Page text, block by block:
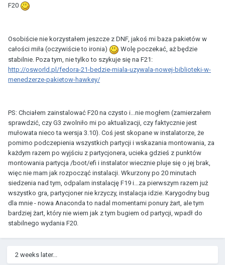
F20
Osobiście nie korzystałem jeszcze z DNF, jakoś mi baza pakietów w
całości miła (oczywiście to ironia)
Wolę poczekać, aż będzie
stabilnie. Poza tym, nie tylko to szykuje się na F21:
http://osworld.pl/fedora-21-bedzie-miala-uzywala-nowej-biblioteki-w-
menedzerze-pakietow-hawkey/
PS: Chciałem zainstalować F20 na czysto i...nie mogłem (zamierzałem
sprawdzić, czy G3 zwolniło mi po aktualizacji, czy faktycznie jest
mułowata nieco ta wersja 3.10). Coś jest skopane w instalatorze, że
pomimo podczepienia wszystkich partycji i wskazania montowania, za
każdym razem po wyjściu z partycjonera, ucieka gdzieś z punktów
montowania partycja /boot/efi i instalator wiecznie pluje się o jej brak,
więc nie mam jak rozpocząć instalacji. Wkurzony po 20 minutach
siedzenia nad tym, odpalam instalację F19 i...za pierwszym razem już
wszystko gra, partycjoner nie krzyczy, instalacja idzie. Karygodny bug
dla mnie - nowa Anaconda to nadal momentami ponury żart, ale tym
bardziej żart, który nie wiem jak z tym bugiem od partycji, wpadł do
stabilnego wydania F20.
2 weeks later...